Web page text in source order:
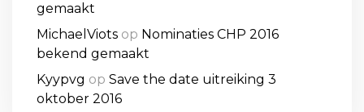
gemaakt
MichaelViots op Nominaties CHP 2016
bekend gemaakt
Kyypvg op Save the date uitreiking 3
oktober 2016